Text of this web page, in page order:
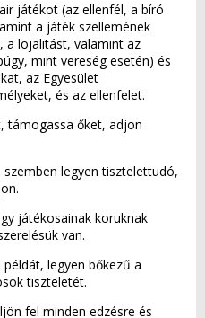
játékot (az ellenfél, a bíró
a játék szellemének
a lojalitást, valamint az
mint vereség esetén) és
az Egyesület
és az ellenfelet.
támogassa őket, adjon
legyen tisztelettudó,
játékosainak koruknak
van.
legyen bőkezű a
tiszteletét.
fel minden edzésre és